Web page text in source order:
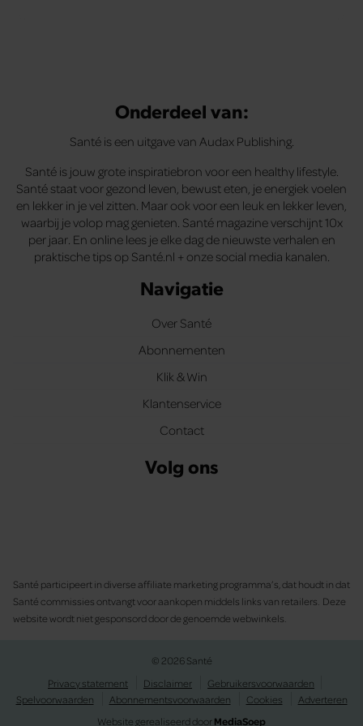
Onderdeel van:
Santé is een uitgave van Audax Publishing.
Santé is jouw grote inspiratiebron voor een healthy lifestyle.
Santé staat voor gezond leven, bewust eten, je energiek voelen
en lekker in je vel zitten. Maar ook voor een leuk en lekker leven,
waarbij je volop mag genieten. Santé magazine verschijnt 10x
per jaar. En online lees je elke dag de nieuwste verhalen en
praktische tips op Santé.nl + onze social media kanalen.
Navigatie
Over Santé
Abonnementen
Klik & Win
Klantenservice
Contact
Volg ons
Santé participeert in diverse affiliate marketing programma’s, dat houdt in dat
Santé commissies ontvangt voor aankopen middels links van retailers. Deze
website wordt niet gesponsord door de genoemde webwinkels.
© 2026 Santé
Privacy statement
Disclaimer
Gebruikersvoorwaarden
Spelvoorwaarden
Abonnementsvoorwaarden Cookies
Adverteren
Website gerealiseerd doorMediaSoep